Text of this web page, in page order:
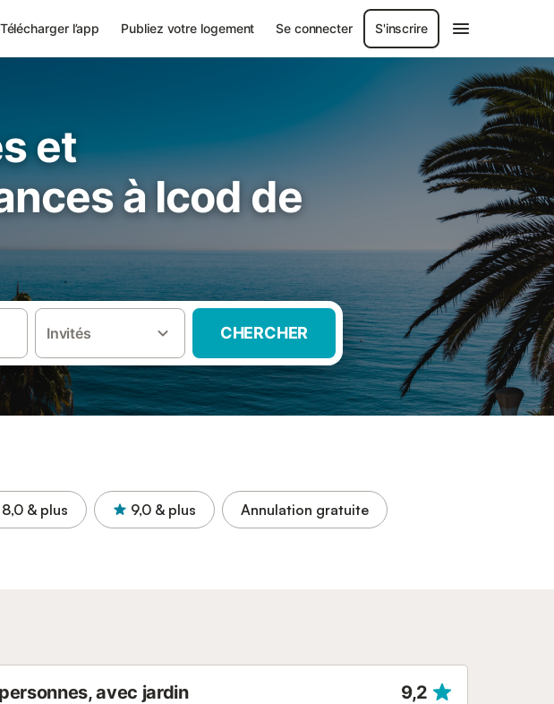
Télécharger l’app Publiez votre logement Se connecter S'inscrire
et
à Icod de
Invités CHERCHER
8,0 & plus 9,0 & plus Annulation gratuite
avec jardin 9,2